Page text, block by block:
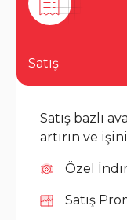
Satış
Satış bazlı
artırın ve
Özel
Satış